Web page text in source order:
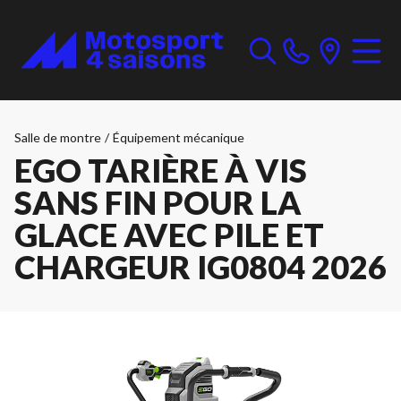
Salle de montre / Équipement mécanique
EGO TARIÈRE À VIS
SANS FIN POUR LA
GLACE AVEC PILE ET
CHARGEUR IG0804 2026